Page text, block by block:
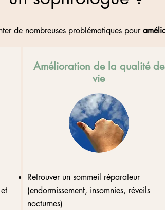
de nombreuses problématiques pour
Amélioration de la qualité de
vie
Retrouver un sommeil réparateur
(endormissement, insomnies, réveils
nocturnes)